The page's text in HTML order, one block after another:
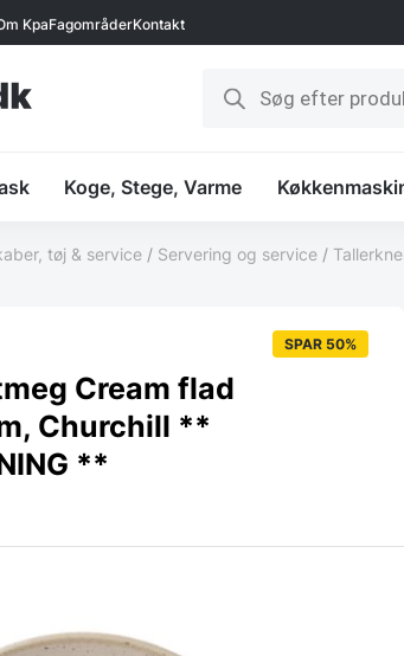
KpaFagområderKontakt
search
Koge, Stege, Varme
tøj & service / Servering og service /
SPAR 50%
Cream flad
Churchill **
**